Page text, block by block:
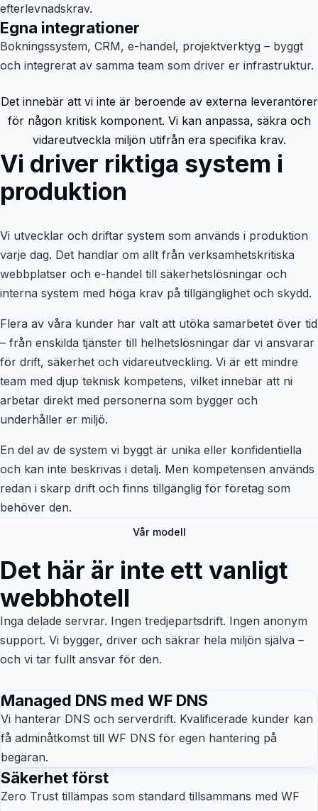
efterlevnadskrav.
Egna integrationer
Bokningssystem, CRM, e-handel, projektverktyg – byggt
och integrerat av samma team som driver er infrastruktur.
Det innebär att vi inte är beroende av externa leverantörer
för någon kritisk komponent. Vi kan anpassa, säkra och
vidareutveckla miljön utifrån era specifika krav.
Vi driver riktiga system i
produktion
Vi utvecklar och driftar system som används i produktion
varje dag. Det handlar om allt från verksamhetskritiska
webbplatser och e-handel till säkerhetslösningar och
interna system med höga krav på tillgänglighet och skydd.
Flera av våra kunder har valt att utöka samarbetet över tid
– från enskilda tjänster till helhetslösningar där vi ansvarar
för drift, säkerhet och vidareutveckling. Vi är ett mindre
team med djup teknisk kompetens, vilket innebär att ni
arbetar direkt med personerna som bygger och
underhåller er miljö.
En del av de system vi byggt är unika eller konfidentiella
och kan inte beskrivas i detalj. Men kompetensen används
redan i skarp drift och finns tillgänglig för företag som
behöver den.
Vår modell
Det här är inte ett vanligt
webbhotell
Inga delade servrar. Ingen tredjepartsdrift. Ingen anonym
support. Vi bygger, driver och säkrar hela miljön själva –
och vi tar fullt ansvar för den.
Managed DNS med WF DNS
Vi hanterar DNS och serverdrift. Kvalificerade kunder kan
få adminåtkomst till WF DNS för egen hantering på
begäran.
Säkerhet först
Zero Trust tillämpas som standard tillsammans med WF